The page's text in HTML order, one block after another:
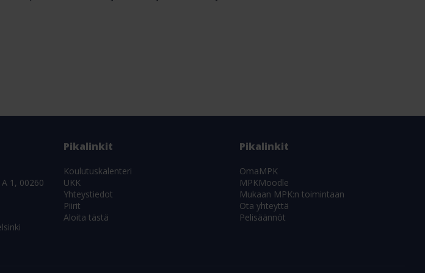
1, 00260
Pikalinkit
Koulutuskalenteri
UKK
Yhteystiedot
Piirit
Aloita tästä
Pikalinkit
OmaMPK
MPKMoodle
Mukaan MPK:n toimintaan
Ota yhteyttä
Pelisäännöt